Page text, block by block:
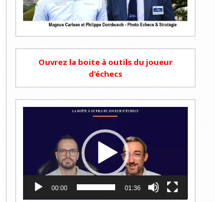
Ouvrez la boite à outils du joueur
d'échecs
00:00 01:36